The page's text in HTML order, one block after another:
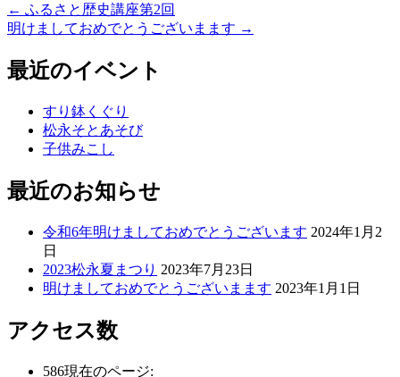
← ふるさと歴史講座第2回
明けましておめでとうございまます →
最近のイベント
すり鉢くぐり
松永そとあそび
子供みこし
最近のお知らせ
令和6年明けましておめでとうございます 2024年1月2
日
2023松永夏まつり 2023年7月23日
明けましておめでとうございまます 2023年1月1日
アクセス数
586現在のページ: